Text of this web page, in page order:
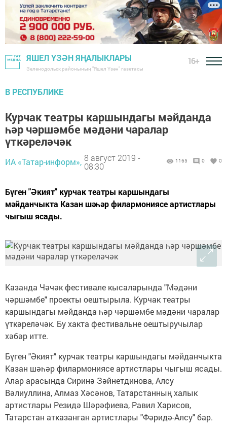
ЯШЕЛ ҮЗӘН ЯҢАЛЫКЛАРЫ
Зеленодольск районының "Яшел Үзән" газетасы
16+
В РЕСПУБЛИКЕ
Курчак театры каршындагы мәйданда
һәр чәршәмбе мәдәни чаралар
үткәреләчәк
ИА «Татар-информ», 8 август 2019 -
08:30
1165 0 0
Бүген "Әкият" курчак театры каршындагы
мәйданчыкта Казан шәһәр филармониясе артистлары
чыгыш ясады.
Казанда Чәчәк фестивале кысаларында "Мәдәни
чәршәмбе" проекты оештырыла. Курчак театры
каршындагы мәйданда һәр чәршәмбе мәдәни чаралар
үткәреләчәк. Бу хакта фестивальне оештыручылар
хәбәр итте.
Бүген "Әкият" курчак театры каршындагы мәйданчыкта
Казан шәһәр филармониясе артистлары чыгыш ясады.
Алар арасында Сиринә Зәйнетдинова, Алсу
Вәлиуллина, Алмаз Хәсәнов, Татарстанның халык
артистлары Резидә Шәрәфиева, Равил Харисов,
Татарстан атказанган артистлары "Фәридә-Алсу" бар.